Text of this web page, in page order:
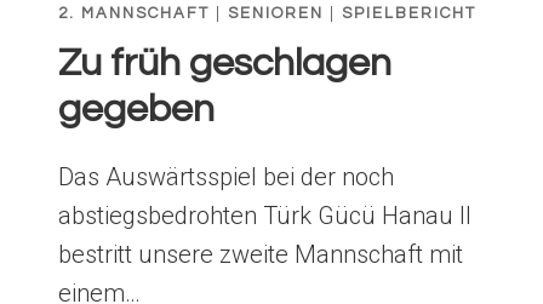
2. MANNSCHAFT SENIOREN SPIELBERICHT
Zu früh geschlagen
gegeben
Das Auswärtsspiel bei der noch
abstiegsbedrohten Türk Gücü Hanau II
bestritt unsere zweite Mannschaft mit
einem…